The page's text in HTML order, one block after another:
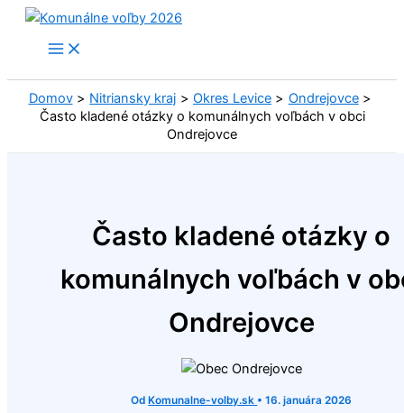
Preskočiť
Domov Nitriansky kraj Okres Levice
Ondrejovce
Často kladené otázky o komunálnych voľbách v obci
Ondrejovce
Často kladené otázky o
komunálnych voľbách v
Ondrejovce
Od Komunalne-volby.sk •16. januára 2026